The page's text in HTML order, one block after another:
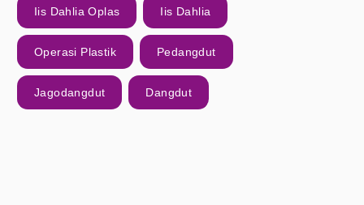
Iis Dahlia Oplas Iis Dahlia
Operasi Plastik Pedangdut
Jagodangdut Dangdut